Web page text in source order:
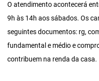
O atendimento acontecerá
9h às 14h aos sábados. Os
seguintes documentos: rg,
fundamental e médio e
contribuem na renda da casa.